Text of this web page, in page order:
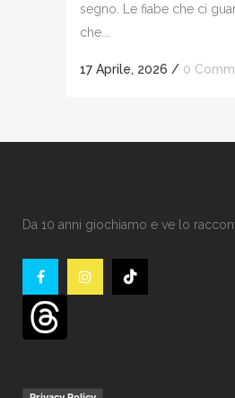
segno. Le fiabe che ci
che...
17 Aprile, 2026 / 0
Da 10 anni giochiamo e ve lo